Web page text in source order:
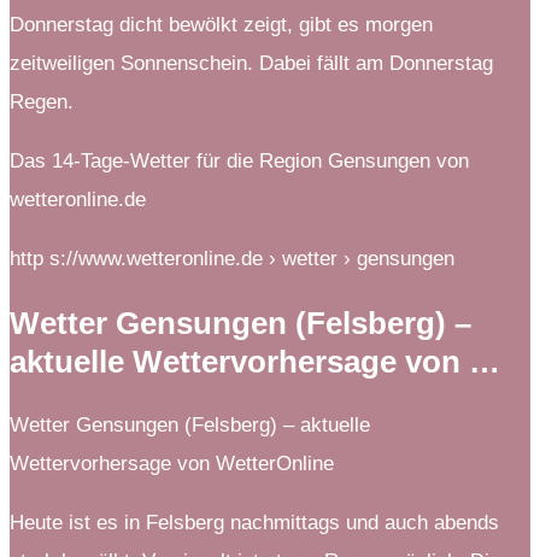
Donnerstag dicht bewölkt zeigt, gibt es morgen
zeitweiligen Sonnenschein. Dabei fällt am Donnerstag
Regen.
Das 14-Tage-Wetter für die Region Gensungen von
wetteronline.de
http s://www.wetteronline.de › wetter › gensungen
Wetter Gensungen (Felsberg) –
aktuelle Wettervorhersage von …
Wetter Gensungen (Felsberg) – aktuelle
Wettervorhersage von WetterOnline
Heute ist es in Felsberg nachmittags und auch abends